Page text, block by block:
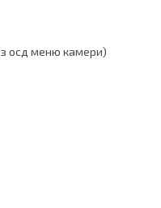
осд меню камери)